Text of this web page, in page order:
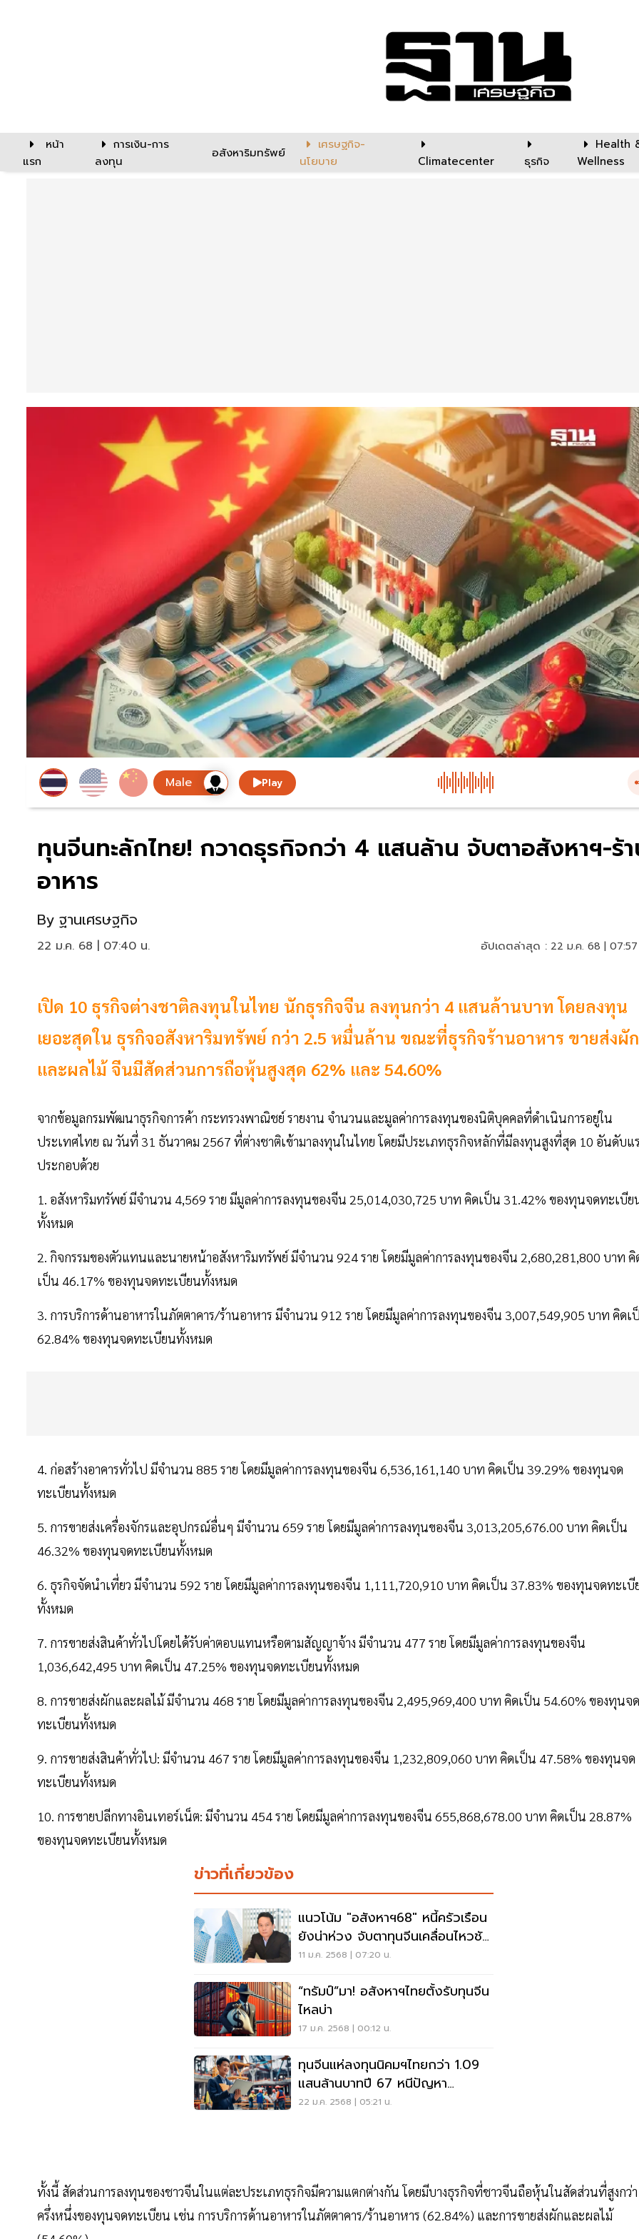
หน้า
แรก
การเงิน-การ
ลงทุน
อสังหาริมทรัพย์
เศรษฐกิจ-
นโยบาย
Climatecenter ธุรกิจ
Health
Wellness
Play
ทุนจีนทะลักไทย! กวาดธุรกิจกว่า 4 แสนล้าน จับตาอสังหาฯ-ร้
อาหาร
By ฐานเศรษฐกิจ
22 ม.ค. 68 | 07:40 น. อัปเดตล่าสุด : 22 ม.ค. 68 |
เปิด 10 ธุรกิจต่างชาติลงทุนในไทย นักธุรกิจจีน ลงทุนกว่า 4 แสนล้านบาท โดยลงทุน
เยอะสุดใน ธุรกิจอสังหาริมทรัพย์ กว่า 2.5 หมื่นล้าน ขณะที่ธุรกิจร้านอาหาร ขายส่งผัก
และผลไม้ จีนมีสัดส่วนการถือหุ้นสูงสุด 62% และ 54.60%
จากข้อมูลกรมพัฒนาธุรกิจการค้า กระทรวงพาณิชย์ รายงาน จำนวนและมูลค่าการลงทุนของนิติบุคคลที่ดำเนินการอยู่ใน
ประเทศไทย ณ วันที่ 31 ธันวาคม 2567 ที่ต่างชาติเข้ามาลงทุนในไทย โดยมีประเภทธุรกิจหลักที่มีลงทุนสูงที่สุด 10 อันดับแ
ประกอบด้วย
1. อสังหาริมทรัพย์ มีจำนวน 4,569 ราย มีมูลค่าการลงทุนของจีน 25,014,030,725 บาท คิดเป็น 31.42% ของทุนจดทะเบีย
ทั้งหมด
2. กิจกรรมของตัวแทนและนายหน้าอสังหาริมทรัพย์ มีจำนวน 924 ราย โดยมีมูลค่าการลงทุนของจีน 2,680,281,800 บาท คิ
เป็น 46.17% ของทุนจดทะเบียนทั้งหมด
3. การบริการด้านอาหารในภัตตาคาร/ร้านอาหาร มีจำนวน 912 ราย โดยมีมูลค่าการลงทุนของจีน 3,007,549,905 บาท คิดเ
62.84% ของทุนจดทะเบียนทั้งหมด
4. ก่อสร้างอาคารทั่วไป มีจำนวน 885 ราย โดยมีมูลค่าการลงทุนของจีน 6,536,161,140 บาท คิดเป็น 39.29% ของทุนจด
ทะเบียนทั้งหมด
5. การขายส่งเครื่องจักรและอุปกรณ์อื่นๆ มีจำนวน 659 ราย โดยมีมูลค่าการลงทุนของจีน 3,013,205,676.00 บาท คิดเป็น
46.32% ของทุนจดทะเบียนทั้งหมด
6. ธุรกิจจัดนำเที่ยว มีจำนวน 592 ราย โดยมีมูลค่าการลงทุนของจีน 1,111,720,910 บาท คิดเป็น 37.83% ของทุนจดทะเบี
ทั้งหมด
7. การขายส่งสินค้าทั่วไปโดยได้รับค่าตอบแทนหรือตามสัญญาจ้าง มีจำนวน 477 ราย โดยมีมูลค่าการลงทุนของจีน
1,036,642,495 บาท คิดเป็น 47.25% ของทุนจดทะเบียนทั้งหมด
8. การขายส่งผักและผลไม้ มีจำนวน 468 ราย โดยมีมูลค่าการลงทุนของจีน 2,495,969,400 บาท คิดเป็น 54.60% ของทุนจด
ทะเบียนทั้งหมด
9. การขายส่งสินค้าทั่วไป: มีจำนวน 467 ราย โดยมีมูลค่าการลงทุนของจีน 1,232,809,060 บาท คิดเป็น 47.58% ของทุนจด
ทะเบียนทั้งหมด
10. การขายปลีกทางอินเทอร์เน็ต: มีจำนวน 454 ราย โดยมีมูลค่าการลงทุนของจีน 655,868,678.00 บาท คิดเป็น 28.87%
ของทุนจดทะเบียนทั้งหมด
ข่าวที่เกี่ยวข้อง
แนวโน้ม "อสังหาฯ68" หนี้ครัวเรือน
ยังน่าห่วง จับตาทุนจีนเคลื่อนไหวชัด
สุด
11 ม.ค. 2568 | 07:20 น.
“ทรัมป์”มา! อสังหาฯไทยตั้งรับทุนจีน
ไหลบ่า
17 ม.ค. 2568 | 00:12 น.
ทุนจีนแห่ลงทุนนิคมฯไทยกว่า 1.09
แสนล้านบาทปี 67 หนีปัญหา
ภูมิรัฐศาสตร์
22 ม.ค. 2568 | 05:21 น.
ทั้งนี้ สัดส่วนการลงทุนของชาวจีนในแต่ละประเภทธุรกิจมีความแตกต่างกัน โดยมีบางธุรกิจที่ชาวจีนถือหุ้นในสัดส่วนที่สูงกว่า
ครึ่งหนึ่งของทุนจดทะเบียน เช่น การบริการด้านอาหารในภัตตาคาร/ร้านอาหาร (62.84%) และการขายส่งผักและผลไม้